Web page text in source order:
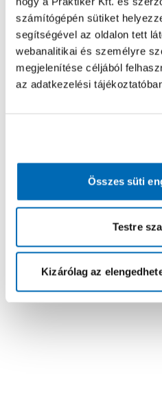
számítógépén sütiket
segítségével az oldalon tett
webanalitikai és személyre
megjelenítése céljából
az adatkezelési
Összes süti
Testre
Kizárólag az